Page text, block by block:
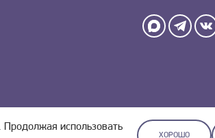
Продолжая использовать
ХОРОШО